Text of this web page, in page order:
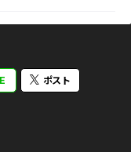
ポスト